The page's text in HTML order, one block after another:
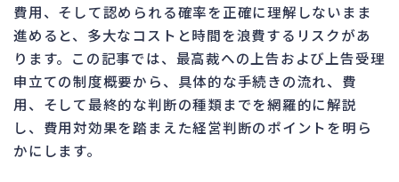
法令違反・行政処分 312
訴訟・不正 281
損害賠償・知的財産 272
経営 157
費用、そして認められる確率を正確に理解しないまま
進めると、多大なコストと時間を浪費するリスクがあ
ります。この記事では、最高裁への上告および上告受理
申立ての制度概要から、具体的な手続きの流れ、費
用、そして最終的な判断の種類までを網羅的に解説
し、費用対効果を踏まえた経営判断のポイントを明ら
かにします。